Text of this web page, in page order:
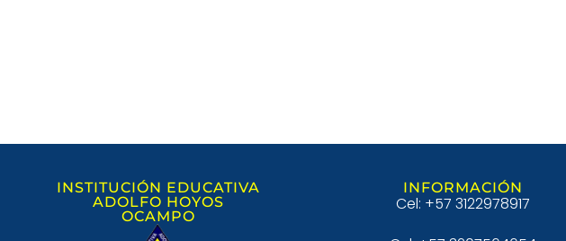
INSTITUCIÓN EDUCATIVA
ADOLFO HOYOS
OCAMPO
INFORMACIÓN
Cel: +57 3122978917